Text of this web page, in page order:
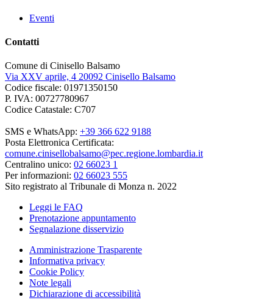
Eventi
Contatti
Comune di Cinisello Balsamo
Via XXV aprile, 4 20092 Cinisello Balsamo
Codice fiscale: 01971350150
P. IVA: 00727780967
Codice Catastale: C707
SMS e WhatsApp: +39 366 622 9188
Posta Elettronica Certificata:
comune.cinisellobalsamo@pec.regione.lombardia.it
Centralino unico: 02 66023 1
Per informazioni: 02 66023 555
Sito registrato al Tribunale di Monza n. 2022
Leggi le FAQ
Prenotazione appuntamento
Segnalazione disservizio
Amministrazione Trasparente
Informativa privacy
Cookie Policy
Note legali
Dichiarazione di accessibilità